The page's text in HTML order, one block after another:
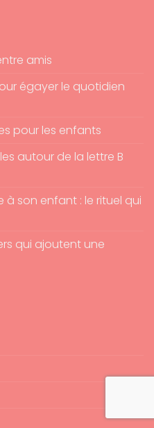
amis
égayer le quotidien
pour les enfants
autour de la lettre B
à son enfant : le rituel qui
qui ajoutent une